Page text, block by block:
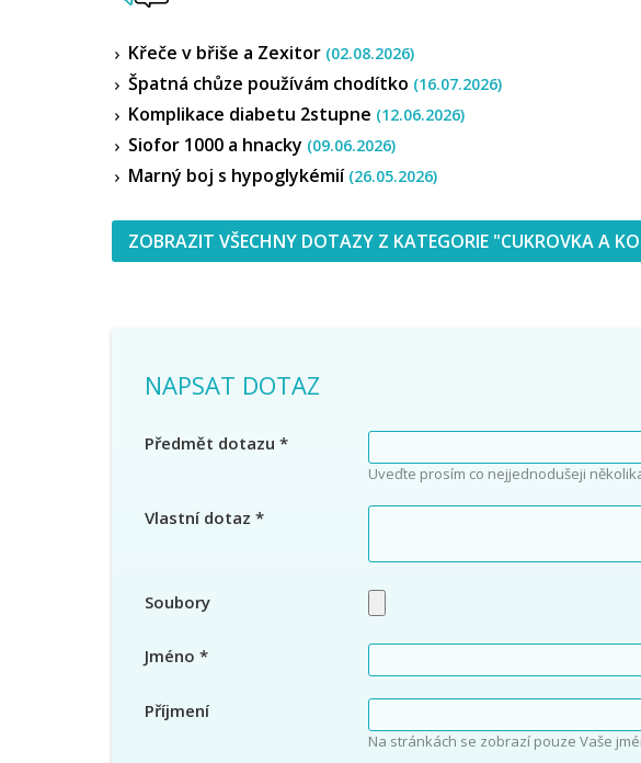
Křeče v břiše a Zexitor (02.08.2026)
Špatná chůze používám chodítko (16.07.2026)
Komplikace diabetu 2stupne (12.06.2026)
Siofor 1000 a hnacky (09.06.2026)
Marný boj s hypoglykémií (26.05.2026)
ZOBRAZIT VŠECHNY DOTAZY Z KATEGORIE "CUKROVKA A
NAPSAT DOTAZ
Předmět dotazu *
Uveďte prosím co nejjednodušeji
Vlastní dotaz *
Soubory
Jméno *
Příjmení
Na stránkách se zobrazí pouze Vaše